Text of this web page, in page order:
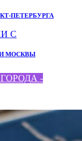
ПЕТЕРБУРГА
МОСКВЫ
-